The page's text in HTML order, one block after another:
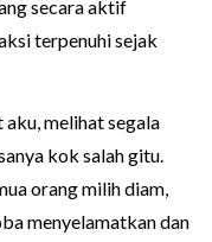
secara aktif
terpenuhi sejak
aku, melihat segala
kok salah gitu.
orang milih diam,
menyelamatkan dan